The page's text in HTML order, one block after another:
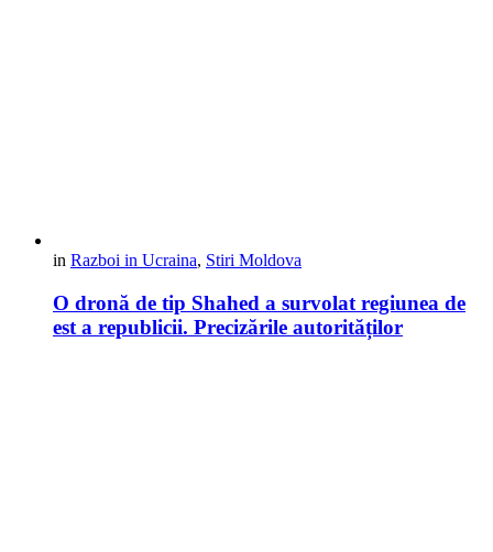
in Razboi in Ucraina, Stiri Moldova
O dronă de tip Shahed a survolat regiunea de
est a republicii. Precizările autorităților